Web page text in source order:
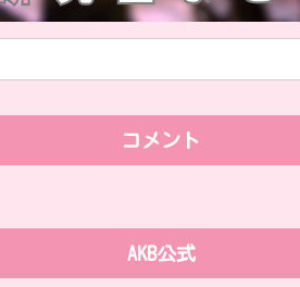
コメント
AKB公式